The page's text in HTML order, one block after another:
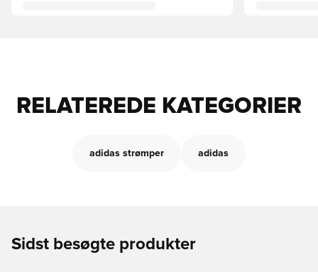
RELATEREDE KATEGORIER
adidas strømper adidas
Sidst besøgte produkter